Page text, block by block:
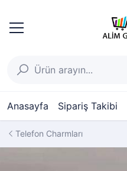
Anasayfa Sipariş Takibi
Telefon Charmları